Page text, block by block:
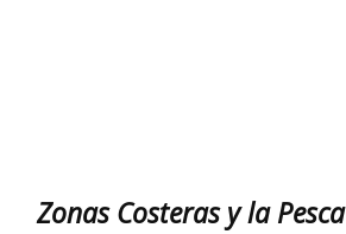
Zonas Costeras y la Pesca